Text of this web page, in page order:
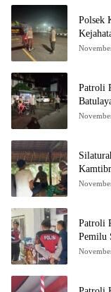
Polsek
Patroli
Patroli
Pemilu